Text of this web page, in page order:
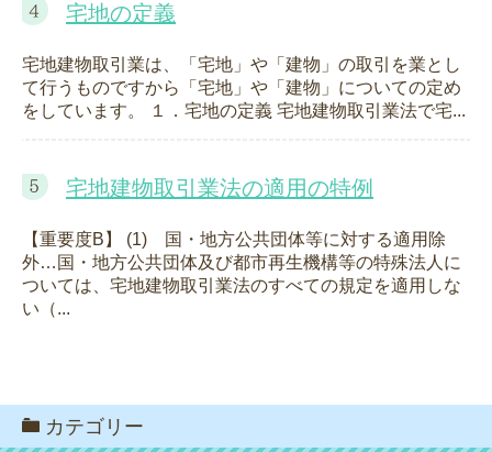
宅地の定義
宅地建物取引業は、「宅地」や「建物」の取引を業とし
て行うものですから「宅地」や「建物」についての定め
をしています。 １．宅地の定義 宅地建物取引業法で宅...
宅地建物取引業法の適用の特例
【重要度B】 (1) 国・地方公共団体等に対する適用除
外…国・地方公共団体及び都市再生機構等の特殊法人に
ついては、宅地建物取引業法のすべての規定を適用しな
い（...
カテゴリー